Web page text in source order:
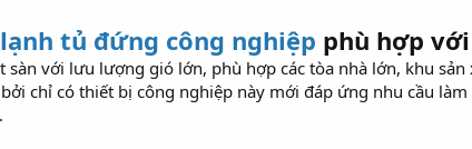
tủ đứng công nghiệp phù hợp
sàn với lưu lượng gió lớn, phù hợp các tòa nhà lớn, khu
chỉ có thiết bị công nghiệp này mới đáp ứng nhu cầu